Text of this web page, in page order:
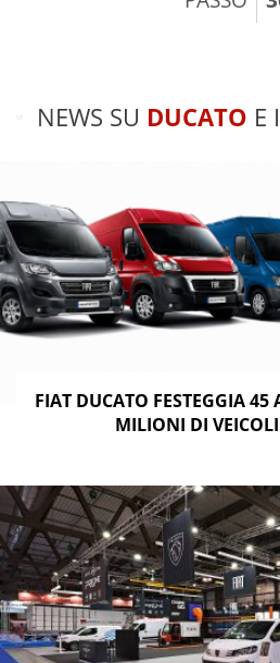
NEWS SU DUCATO E
FIAT DUCATO FESTEGGIA
MILIONI DI